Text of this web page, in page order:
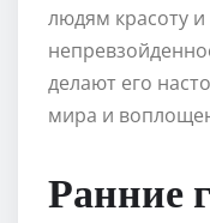
людям красоту и
делают его
мира и
Ранние